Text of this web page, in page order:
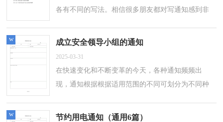
各有不同的写法。相信很多朋友都对写通知感到非
3篇，欢迎大家分享。春节放假的通知...
成立安全领导小组的通知
2025-03-31
在快速变化和不断变革的今天，各种通知频频出
现，通知根据根据适用范围的不同可划分为不同种
安全领导小组的通知，仅供参考，大家一起来...
w
节约用电通知（通用6篇）
w